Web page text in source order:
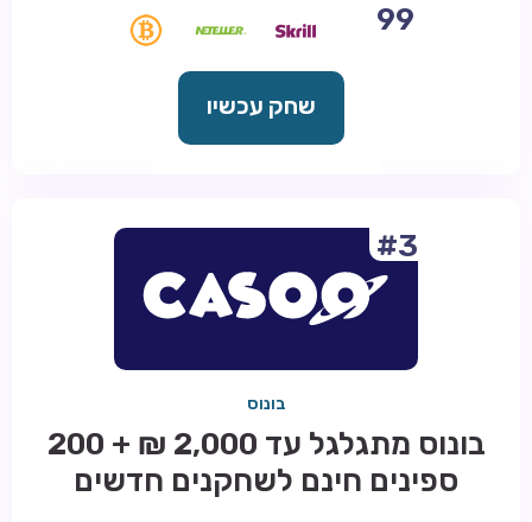
99
שחק עכשיו
#3
בונוס
בונוס מתגלגל עד 2,000 ₪ + 200
ספינים חינם לשחקנים חדשים